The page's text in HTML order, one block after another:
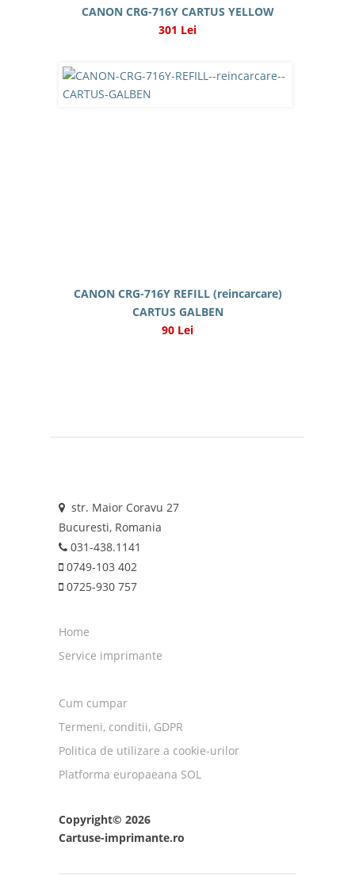
CANON CRG-716Y CARTUS YELLOW
301 Lei
CANON CRG-716Y REFILL (reincarcare)
CARTUS GALBEN
90 Lei
str. Maior Coravu 27
Bucuresti, Romania
031-438.1141
0749-103 402
0725-930 757
Home
Service imprimante
Cum cumpar
Termeni, conditii, GDPR
Politica de utilizare a cookie-urilor
Platforma europaeana SOL
Copyright© 2026
Cartuse-imprimante.ro